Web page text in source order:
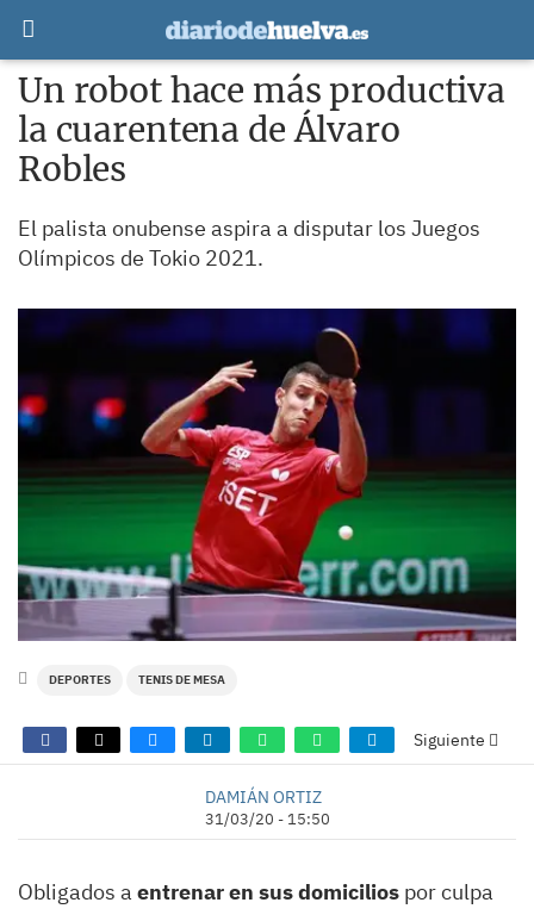
Un robot hace más productiva
la cuarentena de Álvaro
Robles
El palista onubense aspira a disputar los Juegos
Olímpicos de Tokio 2021.
DEPORTES TENIS DE MESA
Siguiente
DAMIÁN ORTIZ
31/03/20 - 15:50
Obligados a entrenar en sus domicilios por culpa